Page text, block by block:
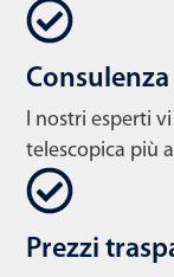
I nostri esperti
telescopica più
Prezzi